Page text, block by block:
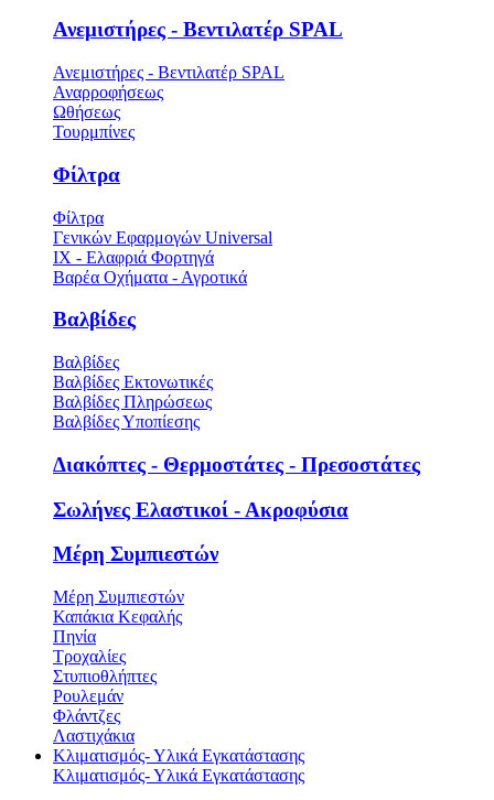
Ανεμιστήρες - Βεντιλατέρ SPAL
Ανεμιστήρες - Βεντιλατέρ SPAL
Αναρροφήσεως
Ωθήσεως
Τουρμπίνες
Φίλτρα
Φίλτρα
Γενικών Εφαρμογών Universal
ΙΧ - Ελαφριά Φορτηγά
Βαρέα Οχήματα - Αγροτικά
Βαλβίδες
Βαλβίδες
Βαλβίδες Εκτονωτικές
Βαλβίδες Πληρώσεως
Βαλβίδες Υποπίεσης
Διακόπτες - Θερμοστάτες - Πρεσοστάτες
Σωλήνες Ελαστικοί - Ακροφύσια
Μέρη Συμπιεστών
Μέρη Συμπιεστών
Καπάκια Κεφαλής
Πηνία
Τροχαλίες
Στυπιοθλήπτες
Ρουλεμάν
Φλάντζες
Λαστιχάκια
Κλιματισμός- Υλικά Εγκατάστασης
Κλιματισμός- Υλικά Εγκατάστασης